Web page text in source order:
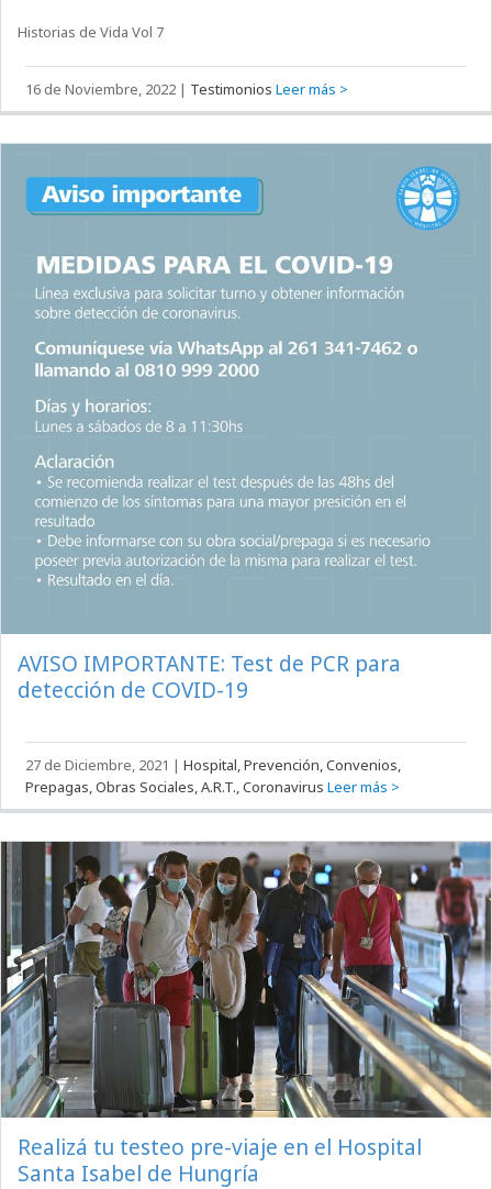
Historias de Vida Vol 7
16 de Noviembre, 2022 | Testimonios Leer más >
AVISO IMPORTANTE: Test de PCR para
detección de COVID-19
27 de Diciembre, 2021 |Hospital, Prevención, Convenios,
Prepagas, Obras Sociales, A.R.T., Coronavirus Leer más >
Realizá tu testeo pre-viaje en el Hospital
Santa Isabel de Hungría